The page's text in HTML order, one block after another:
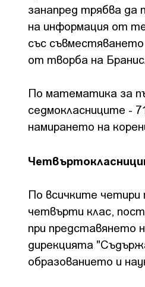
занапред трябва да
на информация от
със
от творба на
По математика за
седмокласниците -
намирането на
По всичките четири
четвърти клас,
при представянето
дирекцията
образованието и